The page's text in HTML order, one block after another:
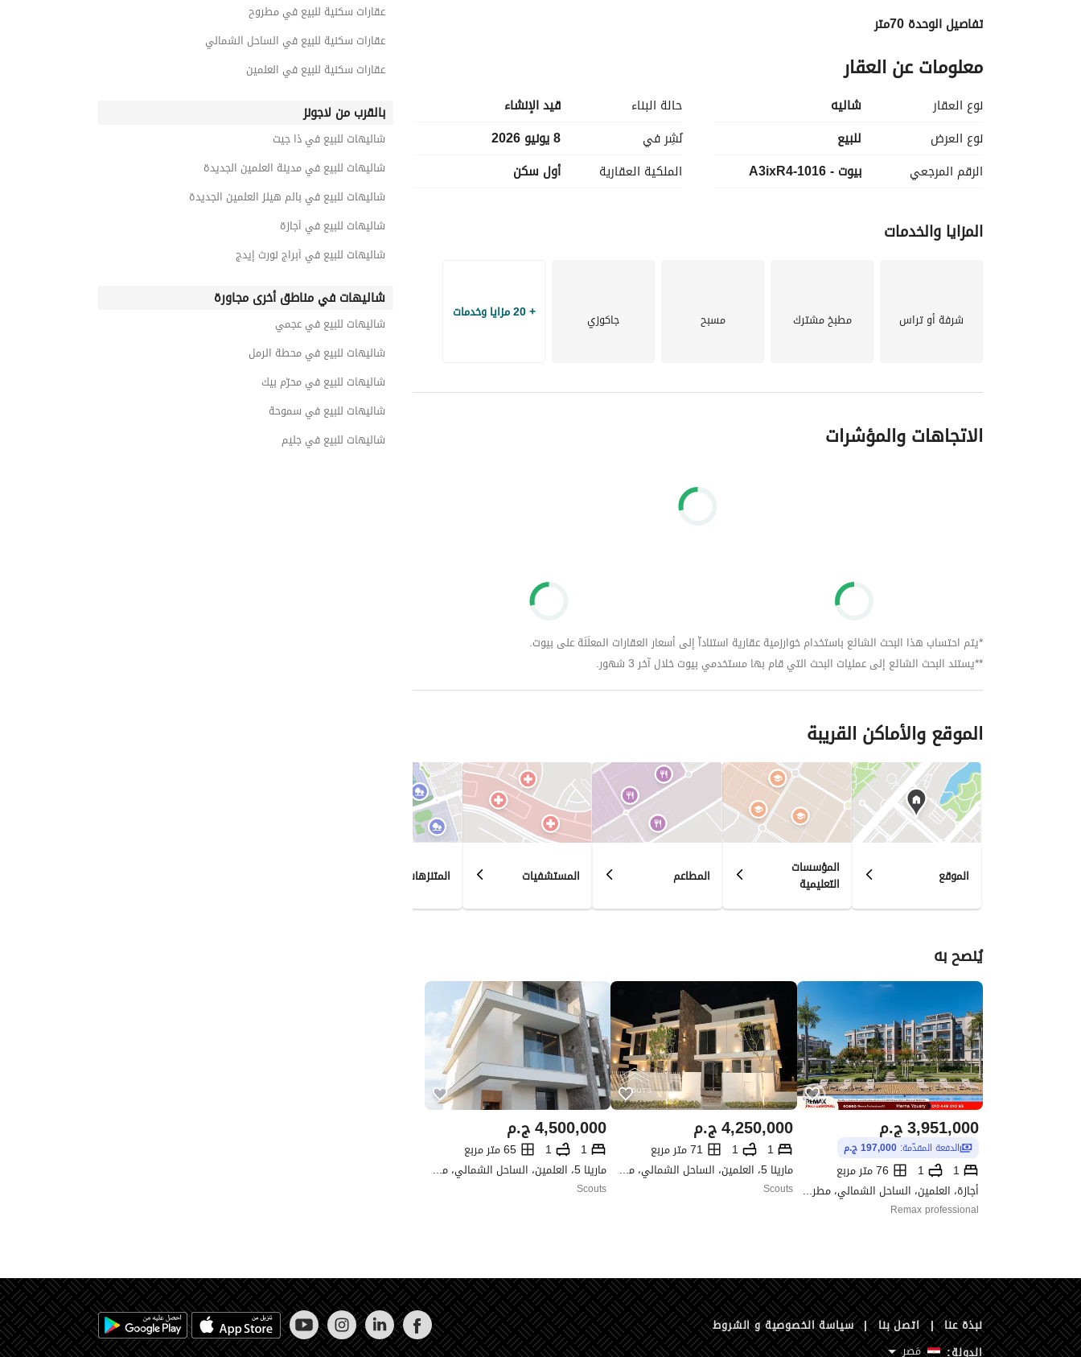
تفاصيل الوحدة 70متر
ع البحر
السعر الاجمالي 4,250,000
جميع الخدمات والمرافق متاحه
خدمات بأعلي مستوي
اسكن فوراً في لوكيشن استراتيجي متكامل الخدمات. اتصل بنا الآن للمعاينة!
معلومات عن العقار
نوع العقار
شاليه
نوع العرض
للبيع
الرقم المرجعي
بيوت - 1016-A3ixR4
حالة البناء
قيد الإنشاء
نُشِر في
8 يونيو 2026
الملكية العقارية
أول سكن
المزايا والخدمات
شرفة أو تراس مطبخ مشترك مسبح جاكوزي + 20 مزايا وخدمات
الاتجاهات والمؤشرات
*يتم احتساب هذا البحث الشائع باستخدام خوارزمية عقارية استناداّ إلى أسعار العقارات المعلَنَة على بيوت.
**يستند البحث الشائع إلى عمليات البحث التي قام بها مستخدمي بيوت خلال آخر 3 شهور.
الموقع والأماكن القريبة
الموقع المؤسسات
التعليمية المطاعم المستشفيات المتنزهات
يُنصح به
ج.م3,951,000
الدفعة المقدّمة: 197,000 ج.م
1
1
76 متر مربع
أجازة، العلمين، الساحل الشمالي، مطروح
Remax professional
ج.م4,250,000
1
1
71 متر مربع
مارينا 5، العلمين، الساحل الشمالي، مطروح
Scouts
ج.م4,500,000
1
1
65 متر مربع
مارينا 5، العلمين، الساحل الشمالي، مطروح
Scouts
عقارات سكنية للبيع في مطروح
عقارات سكنية للبيع في الساحل الشمالي
عقارات سكنية للبيع في العلمين
بالقرب من لاجونز
شاليهات للبيع في ذا جيت
شاليهات للبيع في مدينة العلمين الجديدة
شاليهات للبيع في بالم هيلز العلمين الجديدة
شاليهات للبيع في أجازة
شاليهات للبيع في أبراج نورث إيدج
شاليهات في مناطق أخرى مجاورة
شاليهات للبيع في عجمي
شاليهات للبيع في محطة الرمل
شاليهات للبيع في محرّم بيك
شاليهات للبيع في سموحة
شاليهات للبيع في جليم
نبذة عنا | اتصل بنا | سياسة الخصوصية و الشروط
الدولة:
مَصر